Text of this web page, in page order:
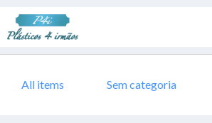
All items Sem categoria